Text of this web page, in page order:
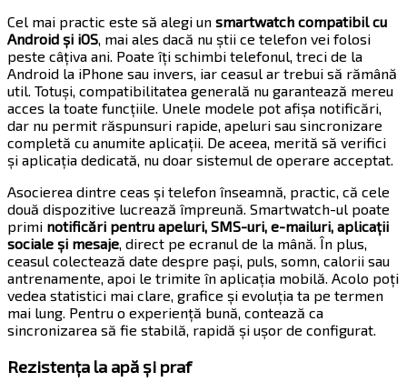
Cel mai practic este să alegi un smartwatch compatibil cu
Android și iOS, mai ales dacă nu știi ce telefon vei folosi
peste câțiva ani. Poate îți schimbi telefonul, treci de la
Android la iPhone sau invers, iar ceasul ar trebui să rămână
util. Totuși, compatibilitatea generală nu garantează mereu
acces la toate funcțiile. Unele modele pot afișa notificări,
dar nu permit răspunsuri rapide, apeluri sau sincronizare
completă cu anumite aplicații. De aceea, merită să verifici
și aplicația dedicată, nu doar sistemul de operare acceptat.
Asocierea dintre ceas și telefon înseamnă, practic, că cele
două dispozitive lucrează împreună. Smartwatch-ul poate
primi notificări pentru apeluri, SMS-uri, e-mailuri, aplicații
sociale și mesaje, direct pe ecranul de la mână. În plus,
ceasul colectează date despre pași, puls, somn, calorii sau
antrenamente, apoi le trimite în aplicația mobilă. Acolo poți
vedea statistici mai clare, grafice și evoluția ta pe termen
mai lung. Pentru o experiență bună, contează ca
sincronizarea să fie stabilă, rapidă și ușor de configurat.
Rezistența la apă și praf